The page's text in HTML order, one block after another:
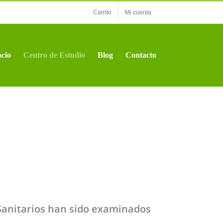
Carrito Mi cuenta
Centro de Estudio Blog Contacto
han sido examinados